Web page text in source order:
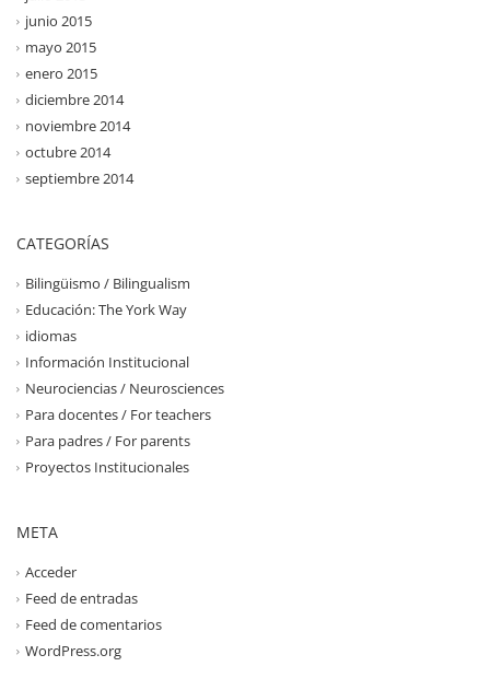
junio 2015
mayo 2015
enero 2015
diciembre 2014
noviembre 2014
octubre 2014
septiembre 2014
CATEGORÍAS
Bilingüismo / Bilingualism
Educación: The York Way
idiomas
Información Institucional
Neurociencias / Neurosciences
Para docentes / For teachers
Para padres / For parents
Proyectos Institucionales
META
Acceder
Feed de entradas
Feed de comentarios
WordPress.org